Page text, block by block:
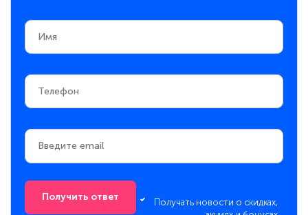
Получить ответ
Получать новости о скидках,